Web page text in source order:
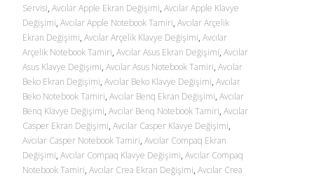
Servisi, Avcılar Apple Ekran Değişimi, Avcılar Apple Klavye
Değişimi, Avcılar Apple Notebook Tamiri, Avcılar Arçelik
Ekran Değişimi, Avcılar Arçelik Klavye Değişimi, Avcılar
Arçelik Notebook Tamiri, Avcılar Asus Ekran Değişimi, Avcılar
Asus Klavye Değişimi, Avcılar Asus Notebook Tamiri, Avcılar
Beko Ekran Değişimi, Avcılar Beko Klavye Değişimi, Avcılar
Beko Notebook Tamiri, Avcılar Benq Ekran Değişimi, Avcılar
Benq Klavye Değişimi, Avcılar Benq Notebook Tamiri, Avcılar
Casper Ekran Değişimi, Avcılar Casper Klavye Değişimi,
Avcılar Casper Notebook Tamiri, Avcılar Compaq Ekran
Değişimi, Avcılar Compaq Klavye Değişimi, Avcılar Compaq
Notebook Tamiri, Avcılar Crea Ekran Değişimi, Avcılar Crea